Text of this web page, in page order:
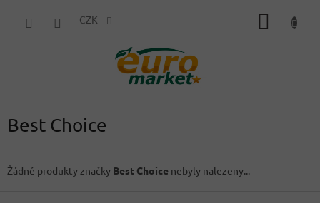
CZK
Best Choice
Žádné produkty značky Best Choice nebyly nalezeny...